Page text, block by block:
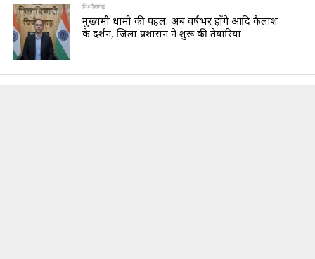
पिथौरागढ़
मुख्यमंत्री धामी की पहल: अब वर्षभर होंगे आदि कैलाश
के दर्शन, जिला प्रशासन ने शुरू की तैयारियां